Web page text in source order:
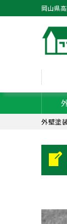
岡山県
外壁塗